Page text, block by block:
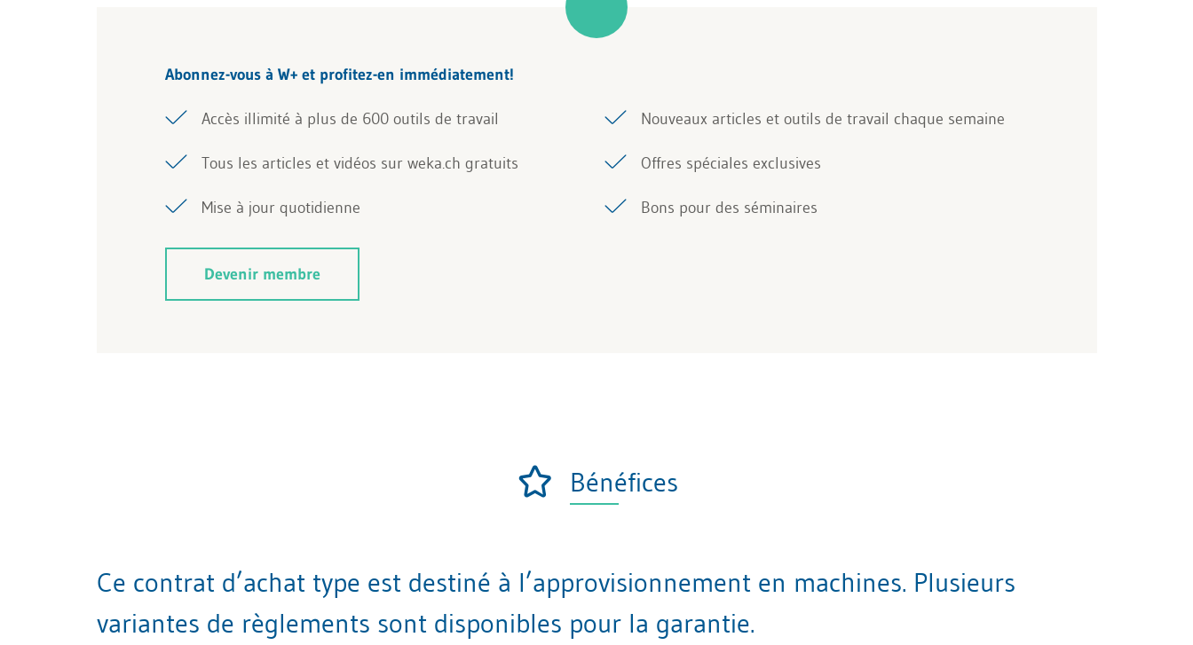
Abonnez-vous à W+ et profitez-en immédiatement!
Accès illimité à plus de 600 outils de travail
Tous les articles et vidéos sur weka.ch gratuits
Mise à jour quotidienne
Nouveaux articles et outils de travail chaque semaine
Offres spéciales exclusives
Bons pour des séminaires
Devenir membre
Bénéfices
Ce contrat d’achat type est destiné à l’approvisionnement en machines. Plusieurs
variantes de règlements sont disponibles pour la garantie.